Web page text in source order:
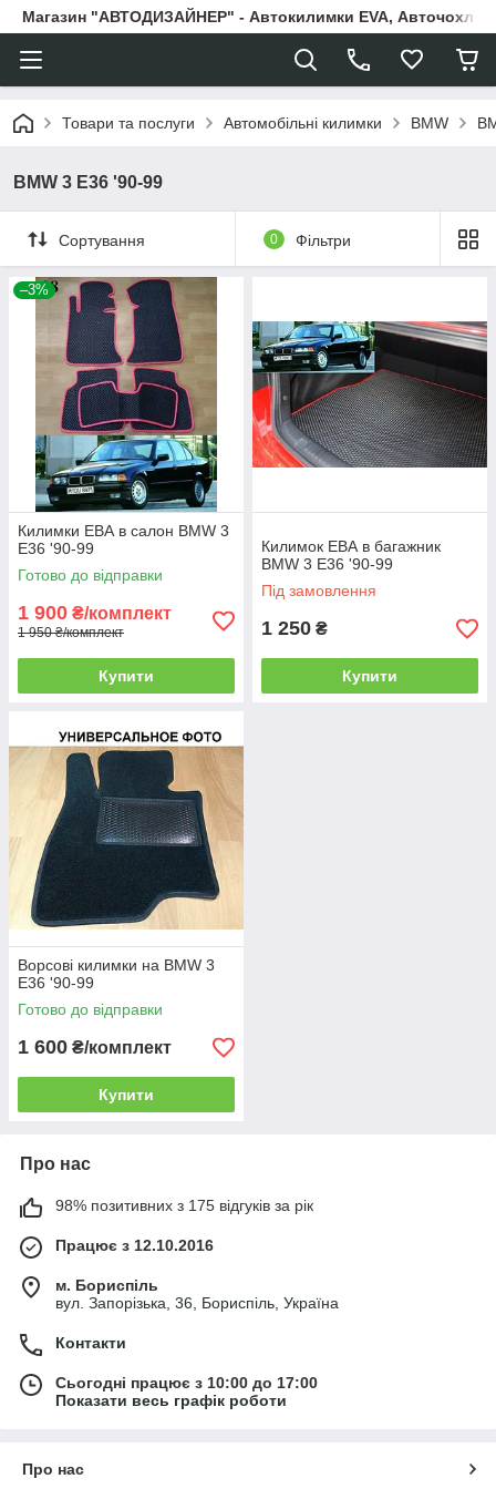
Магазин "АВТОДИЗАЙНЕР" - Автокилимки EVA, Авточохли,
Товари та послуги Автомобільні килимки BMW
BMW 3 E36 '90-99
Сортування 0 Фільтри
–3%
Килимки ЕВА в салон BMW 3
E36 '90-99
Готово до відправки
1 900 ₴/комплект
1 950 ₴/комплект
Купити
Килимок ЕВА в багажник
BMW 3 E36 '90-99
Під замовлення
1 250 ₴
Купити
Ворсові килимки на BMW 3
E36 '90-99
Готово до відправки
1 600 ₴/комплект
Купити
Про нас
98% позитивних з 175 відгуків за рік
Працює з 12.10.2016
м. Бориспіль
вул. Запорізька, 36, Бориспіль, Україна
Контакти
Сьогодні працює з 10:00 до 17:00
Показати весь графік роботи
Про нас